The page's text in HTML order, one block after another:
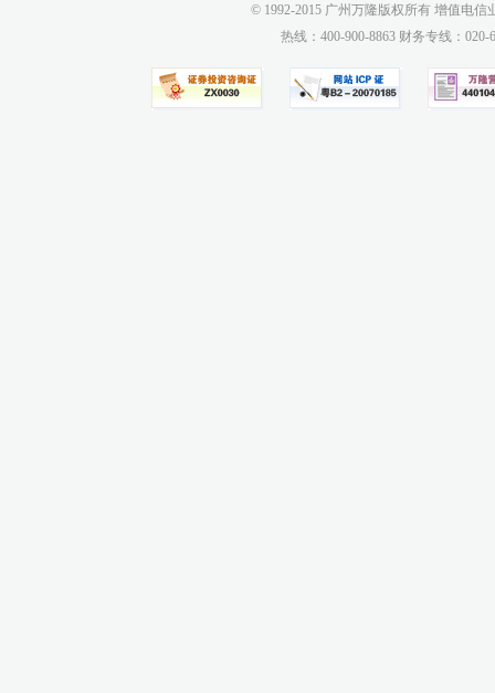
© 1992-2015 广州万隆版权所有 增值电信
热线：400-900-8863 财务专线：